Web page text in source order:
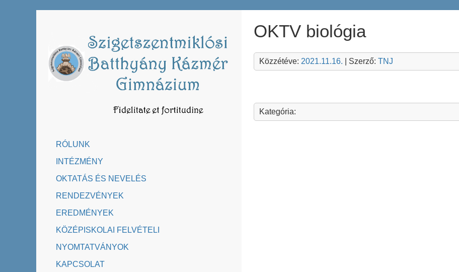
RÓLUNK
INTÉZMÉNY
OKTATÁS ÉS NEVELÉS
RENDEZVÉNYEK
EREDMÉNYEK
KÖZÉPISKOLAI FELVÉTELI
NYOMTATVÁNYOK
KAPCSOLAT
OKTV biológia
Közzétéve: 2021.11.16. | Szerző: TNJ
Kategória: